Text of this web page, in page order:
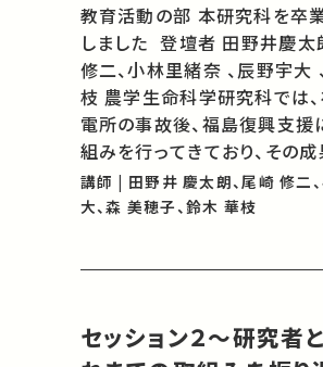
教育活動の部 本研究科を卒
しました 登壇者 田野井慶太朗（概要紹介）、尾崎
修二、小林里緒奈 、辰野宇大
枝 農学生命科学研究科では、福島第一原子力発
電所の事故後、福島復興支
組みを行ってきており、その
告会の開催、3冊の英文書籍
てきました。2020年度末には
講師 | 田野井 慶太朗、尾崎 修二
大、森 美穂子、鈴木 華枝
セッション２～研究者